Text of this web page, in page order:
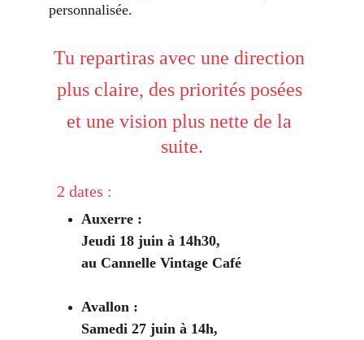
personnalisée.
Tu repartiras avec une direction
plus claire, des priorités posées
et une vision plus nette de la
suite.
  2 dates :
Auxerre :
Jeudi 18 juin à 14h30,
au Cannelle Vintage Café
Avallon :
Samedi 27 juin à 14h,